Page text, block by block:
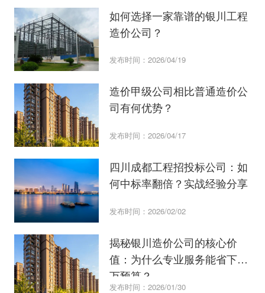
如何选择一家靠谱的银川工程
造价公司？
发布时间：2026/04/19
造价甲级公司相比普通造价公
司有何优势？
发布时间：2026/04/17
四川成都工程招投标公司：如
何中标率翻倍？实战经验分享
发布时间：2026/02/02
揭秘银川造价公司的核心价
值：为什么专业服务能省下百
万预算？
发布时间：2026/01/30